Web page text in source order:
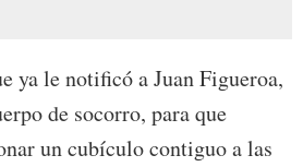
ya le notificó a Juan Figueroa,
de socorro, para que
un cubículo contiguo a las